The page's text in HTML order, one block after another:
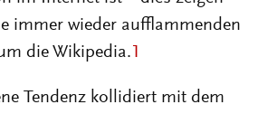
immer wieder aufflammenden
die Wikipedia.1
Tendenz kollidiert mit dem